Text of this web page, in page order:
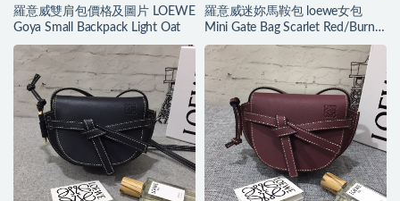
羅意威雙肩包價格及圖片 LOEWE
Goya Small Backpack Light Oat
羅意威迷妳馬鞍包 loewe女包
Mini Gate Bag Scarlet Red/Burnt
Red